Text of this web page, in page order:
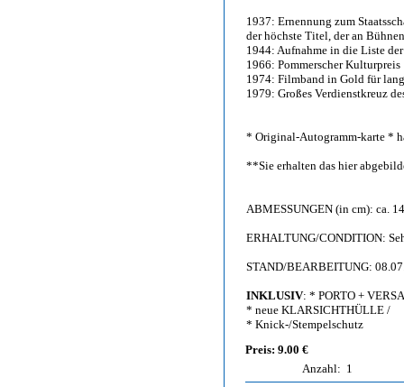
1937: Ernennung zum
der höchste Titel, der an
1944: Aufnahme in die Liste
1966: Pommerscher Kulturpreis
1974: Filmband in Gold für
1979: Großes Verdienstkreuz
* Original-Autogramm-karte *
**Sie erhalten das hier
ABMESSUNGEN (in cm): ca.
ERHALTUNG/CONDITION:
STAND/BEARBEITUNG:
INKLUSIV: * PORTO +
* neue KLARSICHTHÜLLE /
* Knick-/Stempelschutz
Preis: 9.00 €
Anzahl: 1